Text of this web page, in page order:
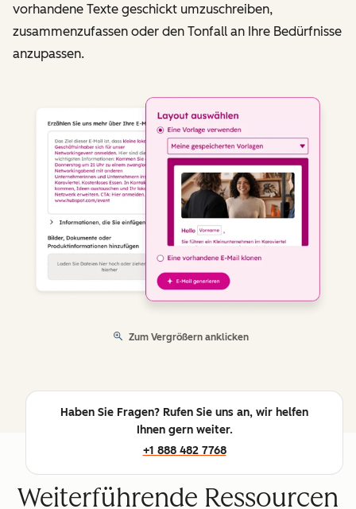
vorhandene Texte geschickt umzuschreiben,
zusammenzufassen oder den Tonfall an Ihre Bedürfnisse
anzupassen.
Zum Vergrößern anklicken
Haben Sie Fragen? Rufen Sie uns an, wir helfen
Ihnen gern weiter.
+1 888 482 7768
Weiterführende Ressourcen